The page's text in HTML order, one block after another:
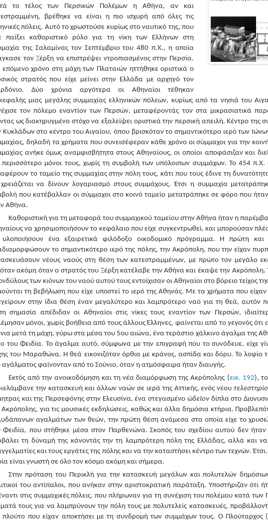
το τέλος των Περσικών Πολέμων η Αθήνα, αν και
βρέθηκε να είναι η πιο ισχυρή από όλες τις
πόλεις. Αυτό το χρωστούσε κυρίως στο ναυτικό της, που
παίξει καθοριστικό ρόλο για τη νίκη των Ελλήνων στη
της Σαλαμίνας τον Σεπτέμβριο του 480 π.Χ., η οποία
τον Ξέρξη να επιστρέψει ντροπιασμένος στην Περσία.
επόμενο χρόνο στη μάχη των Πλαταιών ηττήθηκε οριστικά ο
στρατός που είχε μείνει στην Ελλάδα με αρχηγό τον
Δύο χρόνια αργότερα οι Αθηναίοι τέθηκαν
μιας μεγάλης συμμαχίας ελληνικών πόλεων, κυρίως από τα νησιά του
τον πόλεμο εναντίον των Περσών, μεταφέροντάς τον στα μικρασιατικά
ως διακηρυγμένο στόχο να εξαλείψει οριστικά την περσική απειλή. Κέντρο της
Κυκλάδων στο κέντρο του Αιγαίου, όπου βρισκόταν το σημαντικότερο ιερό των
δηλαδή τα χρήματα που συνεισέφεραν κάθε χρόνο οι σύμμαχοι για την
ανήκε όμως αναμφισβήτητα στους Αθηναίους, οι οποίοι αποφάσιζαν και
περισσότερο μόνοι τους, χωρίς τη συμβολή των υπόλοιπων συμμάχων. Το 454
το ταμείο της συμμαχίας στην πόλη τους, κάτι που τους έδινε τη
να δίνουν λογαριασμό στους συμμάχους. Έτσι η συμμαχία
που κατέβαλλαν οι σύμμαχοι στο κοινό ταμείο μετατράπηκε σε φόρο που
Αθήνα.
Καθοριστική για τη μεταφορά του συμμαχικού ταμείου στην Αθήνα ήταν η
να χρησιμοποιήσουν το κεφάλαιο που είχε συγκεντρωθεί, και μπορούσαν
ένα εξαιρετικά φιλόδοξο οικοδομικό πρόγραμμα. Η πρώτη
το σημαντικότερο ιερό της πόλης, την Ακρόπολη, που την είχαν
νέους ναούς στη θέση των κατεστραμμένων, με πρώτο τον μεγάλο
ακόμη όταν ο στρατός του Ξέρξη κατέλαβε την Αθήνα και έκαψε την
των κιόνων του ναού αυτού τους εντοίχισαν οι Αθηναίοι στο βόρειο τείχος
τη βεβήλωση που είχε υποστεί το ιερό της Αθηνάς. Με τα χρήματα που
στην ίδια θέση έναν μεγαλύτερο και λαμπρότερο ναό για τη θεά,
σημασία απέδιδαν οι Αθηναίοι στις νίκες τους εναντίον των Περσών,
μόνοι, χωρίς βοήθεια από τους άλλους Έλληνες, φαίνεται από το γεγονός
μετά τη μάχη, γύρω στα μέσα του 5ου αιώνα, ένα τεράστιο χάλκινο άγαλμα της
του Φειδία. Το άγαλμα αυτό, σύμφωνα με την επιγραφή που το συνόδευε, είχε
του Μαραθώνα. Η θεά εικονιζόταν όρθια με κράνος, ασπίδα και δόρυ. Το λοφίο
αγάλματος φαίνονταν από το Σούνιο, όταν η ατμόσφαιρα ήταν διαυγής.
Εκτός από την ανοικοδόμηση και τη νέα διαμόρφωση της Ακρόπολης (εικ. 192),
την κατασκευή και άλλων ναών σε ιερά της Αττικής, ενός νέου
και της Περσεφόνης στην Ελευσίνα, ένα στεγασμένο ὠδεῖονδίπλα στο
Ακρόπολης, για τις μουσικές εκδηλώσεις, καθώς και άλλα δημόσια κτήρια.
αγαλμάτων των θεών, την πρώτη θέση ανάμεσα στα οποία είχε το
Φειδία, που στήθηκε μέσα στον Παρθενώνα. Σκοπός του σχεδίου αυτού δεν
τη δύναμή της κάνοντάς την τη λαμπρότερη πόλη της Ελλάδας, αλλά και να
και τους εργάτες της πόλης και να την καταστήσει κέντρο των τεχνών.
είναι γνωστή σε όλο τον κόσμο ακόμη και σήμερα.
Στην πρόταση του Περικλή για την κατασκευή μεγάλων και πολυτελών
του αντίπαλοι, που ανήκαν στην αριστοκρατική παράταξη. Υποστήριζαν ότι
στις συμμαχικές πόλεις, που πλήρωναν για τη συνέχιση του πολέμου κατά
τους για να λαμπρύνουν την πόλη τους με πολυτελείς κατασκευές,
πλούτο που είχαν αποκτήσει με τη συνδρομή των συμμάχων τους. Ο Πλούταρχος (